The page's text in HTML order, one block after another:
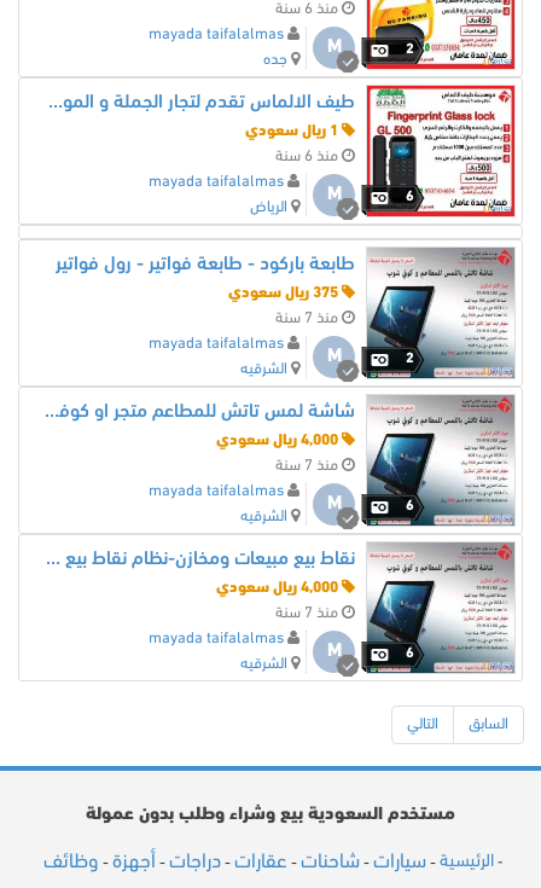
2
منذ 6 سنة
M
mayada taifalalmas
جده
6
طيف الالماس تقدم لتجار الجملة و الموزعين عروض على الاكسس و بصمة الحضور 0537434654
منذ 6 سنة
M
mayada taifalalmas
الرياض
2
طابعة باركود - طابعة فواتير - رول فواتير
منذ 7 سنة
M
mayada taifalalmas
الشرقيه
6
شاشة لمس تاتش للمطاعم متجر او كوفي شوب كاشير
منذ 7 سنة
M
mayada taifalalmas
الشرقيه
6
نقاط بيع مبيعات ومخازن-نظام نقاط بيع كاشيرات
منذ 7 سنة
M
mayada taifalalmas
الشرقيه
السابق التالي
مستخدم السعودية بيع وشراء وطلب بدون عمولة
- الرئيسية - سيارات - شاحنات - عقارات - دراجات - أجهزة - وظائف